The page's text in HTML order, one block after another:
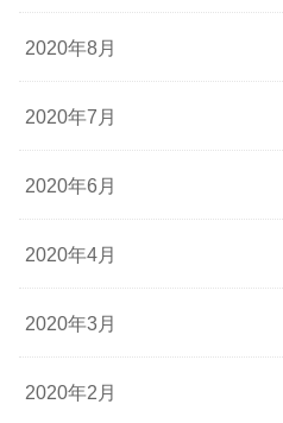
2020年8月
2020年7月
2020年6月
2020年4月
2020年3月
2020年2月